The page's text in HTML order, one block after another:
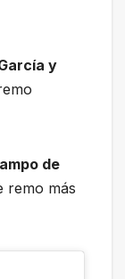
y
de
remo más